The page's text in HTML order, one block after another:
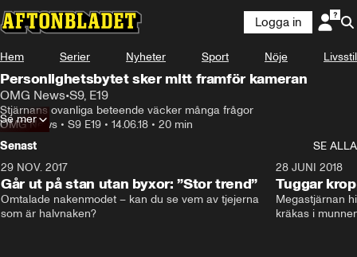
Logga in
Hem Serier Nyheter Sport Nöje Livsstil
Personlighetsbytet sker mitt framför kameran
OMG News•S9, E19
Stjärnans ovanliga beteende väcker många frågor
OMG News • S9 E19 • 14.06.18 • 20 min
Se mer
Senast
SE ALLA
29 NOV. 2017
Går ut på stan utan byxor: ”Stor trend”
Omtalade nakenmodet – kan du se vem av tjejerna
som är halvnaken?
28 JUNI 2018
Tuggar
Megastjärnan
kräkas i